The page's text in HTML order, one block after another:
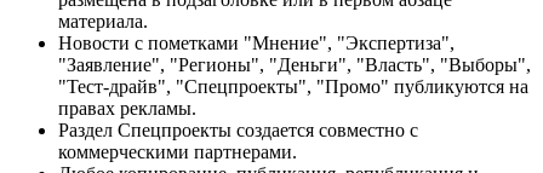
материала.
Новости с пометками "Мнение", "Экспертиза",
"Заявление", "Регионы", "Деньги", "Власть", "Выборы",
"Тест-драйв", "Спецпроекты", "Промо" публикуются на
правах рекламы.
Раздел Спецпроекты создается совместно с
коммерческими партнерами.